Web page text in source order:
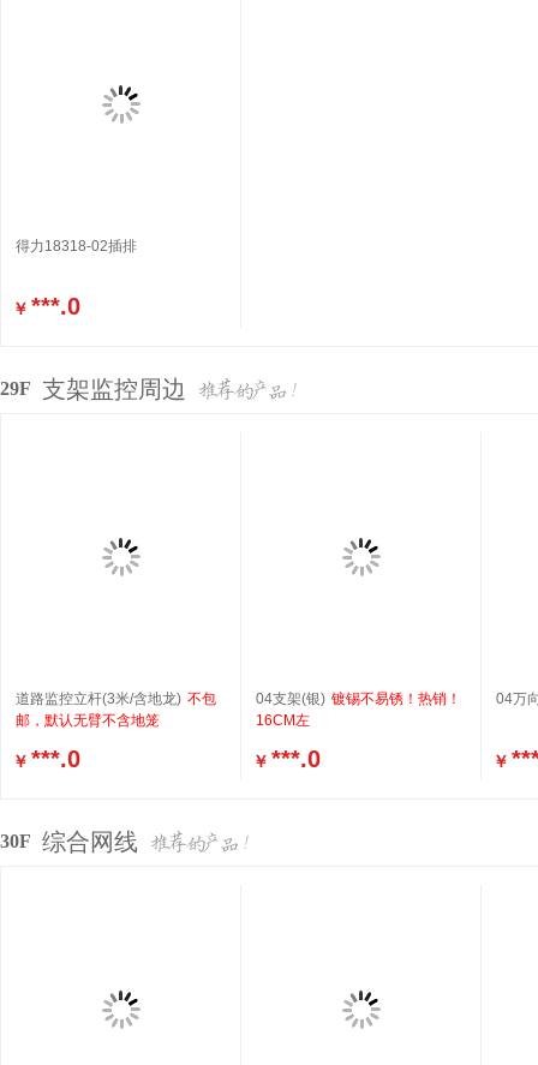
得力18318-02插排
￥ ***.0
29F 支架监控周边
道路监控立杆(3米/含地龙) 不包
邮，默认无臂不含地笼
￥ ***.0
04支架(银) 镀锡不易锈！热销！
16CM左
￥ ***.0
04万
￥
30F 综合网线